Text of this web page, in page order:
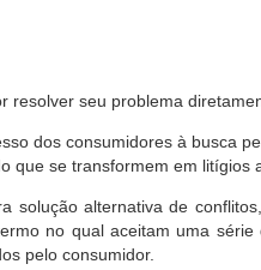
seu problema
dos consumidores à busca
se transformem em litígios
alternativa de
no qual aceitam uma
pelo consumidor.